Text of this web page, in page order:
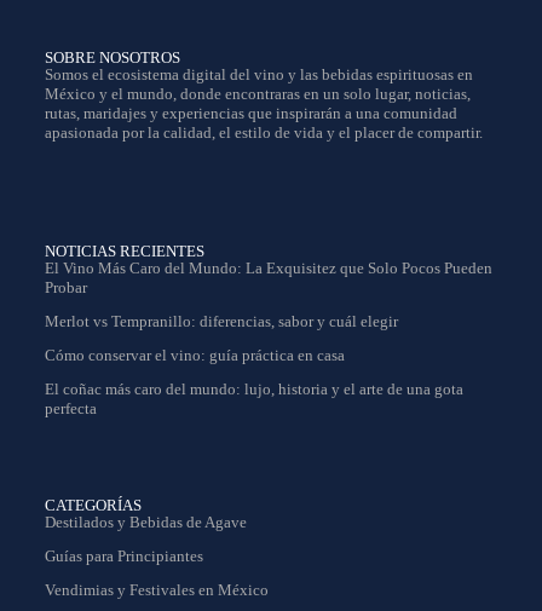
SOBRE NOSOTROS
Somos el ecosistema digital del vino y las bebidas espirituosas en
México y el mundo, donde encontraras en un solo lugar, noticias,
rutas, maridajes y experiencias que inspirarán a una comunidad
apasionada por la calidad, el estilo de vida y el placer de compartir.
NOTICIAS RECIENTES
El Vino Más Caro del Mundo: La Exquisitez que Solo Pocos Pueden
Probar
Merlot vs Tempranillo: diferencias, sabor y cuál elegir
Cómo conservar el vino: guía práctica en casa
El coñac más caro del mundo: lujo, historia y el arte de una gota
perfecta
CATEGORÍAS
Destilados y Bebidas de Agave
Guías para Principiantes
Vendimias y Festivales en México